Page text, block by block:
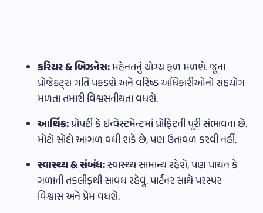
કરિયર & બિઝનેસ:મહેનતનું યોગ્ય ફળ મળશે. જૂના
પ્રોજેક્ટ્સ ગતિ પકડશે અને વરિષ્ઠ અધિકારીઓનો સહયોગ
મળતા તમારી વિશ્વસનીયતા વધશે.
આર્થિક:પ્રોપર્ટી કે ઇન્વેસ્ટમેન્ટમાં પ્રોફિટની પૂરી સંભાવના છે.
મોટો સોદો આગળ વધી શકે છે, પણ ઉતાવળ કરવી નહીં.
સ્વાસ્થ્ય & સંબંધ:સ્વાસ્થ્ય સામાન્ય રહેશે, પણ પાચન કે
ગળાની તકલીફથી સાવધ રહેવું. પાર્ટનર સાથે પરસ્પર
વિશ્વાસ અને પ્રેમ વધશે.